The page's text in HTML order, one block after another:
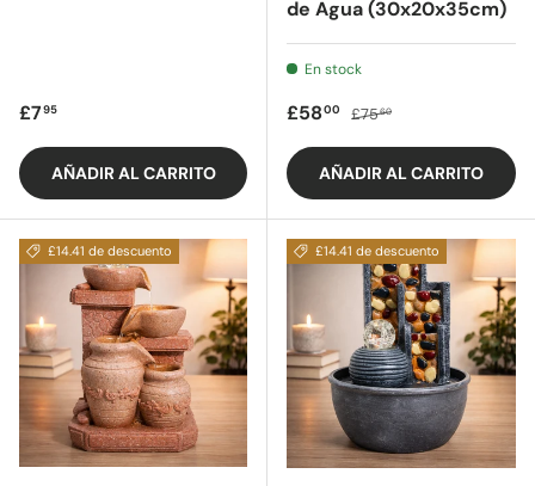
Precio regular
£795
AÑADIR AL CARRITO
de Agua (30x20x35cm)
En stock
Precio de oferta
£5800 Precio regular
£7560
AÑADIR AL CARRITO
£14.41 de descuento £14.41 de descuento